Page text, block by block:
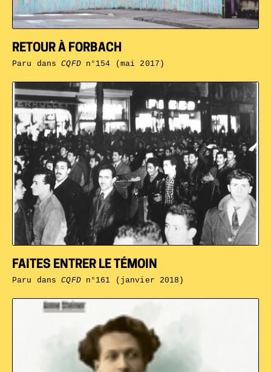
FAITES ENTRER LE TÉMOIN
Paru dansCQFDn°161 (janvier 2018)
RETOUR À FORBACH
Paru dansCQFDn°154 (mai 2017)